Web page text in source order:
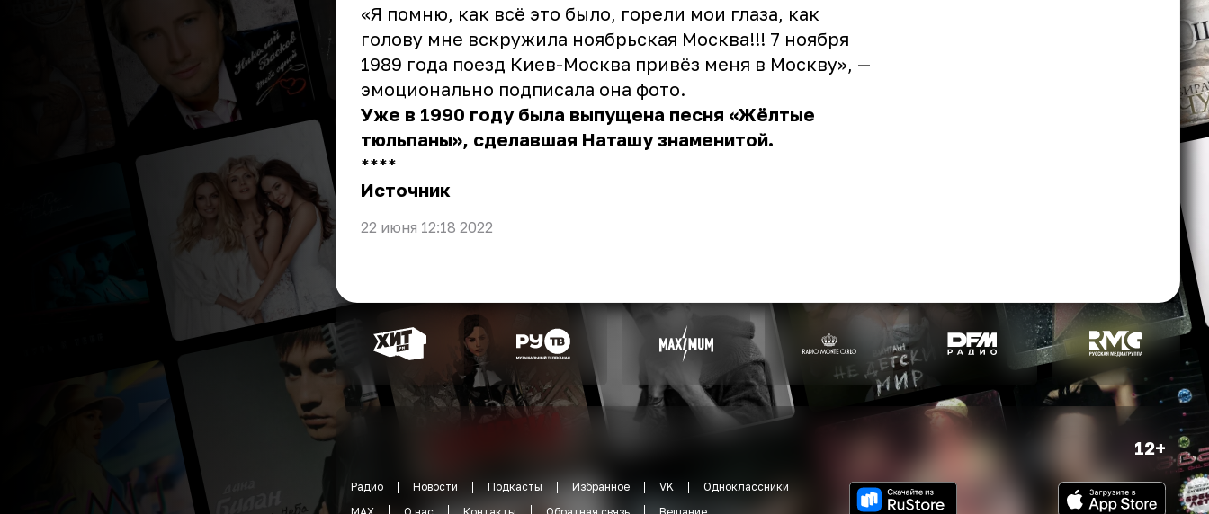
«Я помню, как всё это было, горели мои глаза, как
голову мне вскружила ноябрьская Москва!!! 7 ноября
1989 года поезд Киев-Москва привёз меня в Москву», —
эмоционально подписала она фото.
Уже в 1990 году была выпущена песня «Жёлтые
тюльпаны», сделавшая Наташу знаменитой.
** **
Источник
22 июня 12:18 2022
12+
Радио Новости Подкасты Избранное VK
Одноклассники